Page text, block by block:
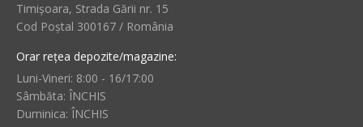
Timișoara, Strada Gării nr. 15
Cod Poștal 300167 / România
Orar rețea depozite/magazine:
Luni-Vineri: 8:00 - 16/17:00
Sâmbăta: ÎNCHIS
Duminica: ÎNCHIS